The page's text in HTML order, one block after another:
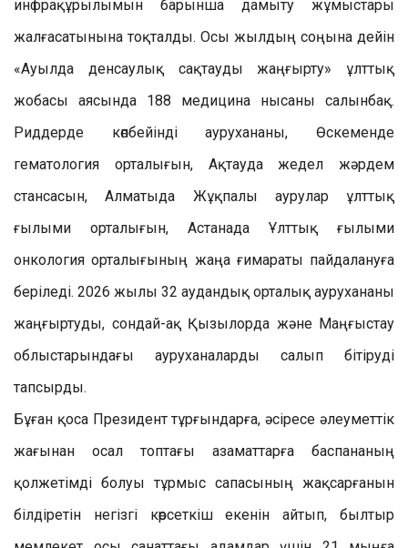
инфрақұрылымын барынша дамыту жұмыстары
жалғасатынына тоқталды. Осы жылдың соңына дейін
«Ауылда денсаулық сақтауды жаңғырту» ұлттық
жобасы аясында 188 медицина нысаны салынбақ.
Риддерде көпбейінді аурухананы, Өскеменде
гематология орталығын, Ақтауда жедел жәрдем
стансасын, Алматыда Жұқпалы аурулар ұлттық
ғылыми орталығын, Астанада Ұлттық ғылыми
онкология орталығының жаңа ғимараты пайдалануға
беріледі. 2026 жылы 32 аудандық орталық аурухананы
жаңғыртуды, сондай-ақ Қызылорда және Маңғыстау
облыстарындағы ауруханаларды салып бітіруді
тапсырды.
Бұған қоса Президент тұрғындарға, әсіресе әлеуметтік
жағынан осал топтағы азаматтарға баспананың
қолжетімді болуы тұрмыс сапасының жақсарғанын
білдіретін негізгі көрсеткіш екенін айтып, былтыр